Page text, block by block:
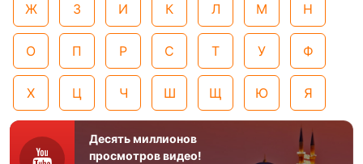
Ж З И К Л М Н
О П Р С Т У Ф
Х Ц Ч Ш Щ Ю Я
Десять миллионов
просмотров видео!